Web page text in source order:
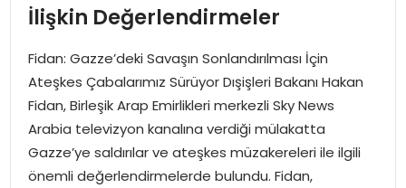
İDEAL SPOR
YAŞAM
MAGAZIN
SAĞLIK
İlişkin Değerlendirmeler
Fidan: Gazze’deki Savaşın Sonlandırılması İçin
Ateşkes Çabalarımız Sürüyor Dışişleri Bakanı Hakan
Fidan, Birleşik Arap Emirlikleri merkezli Sky News
Arabia televizyon kanalına verdiği mülakatta
Gazze’ye saldırılar ve ateşkes müzakereleri ile ilgili
önemli değerlendirmelerde bulundu. Fidan,